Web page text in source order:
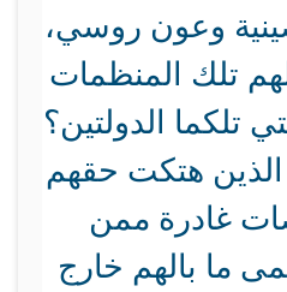
وعون روسي،
تلك المنظمات
تلكما الدولتين؟
الذين هتكت حقهم
غادرة ممن
ما بالهم خارج